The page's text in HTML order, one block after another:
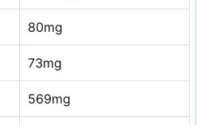
80mg
73mg
569mg